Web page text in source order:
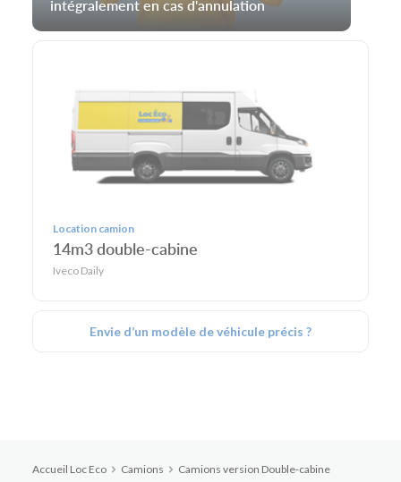
intégralement en cas d'annulation
Location camion
14m3 double-cabine
Iveco Daily
Envie d’un modèle de véhicule précis ?
Accueil Loc Eco Camions Camions version Double-cabine